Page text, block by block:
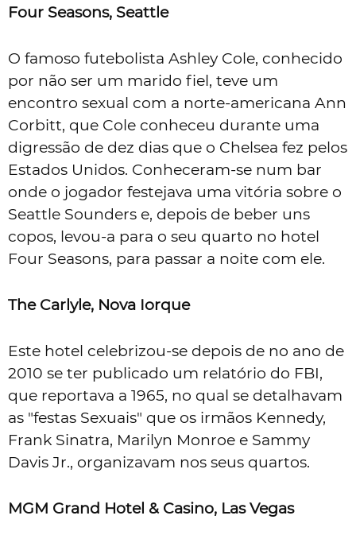
Four Seasons, Seattle
O famoso futebolista Ashley Cole, conhecido
por não ser um marido fiel, teve um
encontro sexual com a norte-americana Ann
Corbitt, que Cole conheceu durante uma
digressão de dez dias que o Chelsea fez pelos
Estados Unidos. Conheceram-se num bar
onde o jogador festejava uma vitória sobre o
Seattle Sounders e, depois de beber uns
copos, levou-a para o seu quarto no hotel
Four Seasons, para passar a noite com ele.
The Carlyle, Nova Iorque
Este hotel celebrizou-se depois de no ano de
2010 se ter publicado um relatório do FBI,
que reportava a 1965, no qual se detalhavam
as "festas Sexuais" que os irmãos Kennedy,
Frank Sinatra, Marilyn Monroe e Sammy
Davis Jr., organizavam nos seus quartos.
MGM Grand Hotel & Casino, Las Vegas